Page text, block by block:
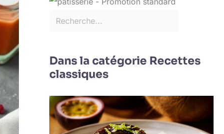
Dans la catégorie Recettes
classiques